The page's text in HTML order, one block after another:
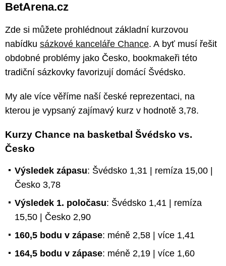
BetArena.cz
Zde si můžete prohlédnout základní kurzovou
nabídku sázkové kanceláře Chance. A byť musí řešit
obdobné problémy jako Česko, bookmakeři této
tradiční sázkovky favorizují domácí Švédsko.
My ale více věříme naší české reprezentaci, na
kterou je vypsaný zajímavý kurz v hodnotě 3,78.
Kurzy Chance na basketbal Švédsko vs.
Česko
Výsledek zápasu: Švédsko 1,31 | remíza 15,00 |
Česko 3,78
Výsledek 1. poločasu: Švédsko 1,41 | remíza
15,50 | Česko 2,90
160,5 bodu v zápase: méně 2,58 | více 1,41
164,5 bodu v zápase: méně 2,19 | více 1,60